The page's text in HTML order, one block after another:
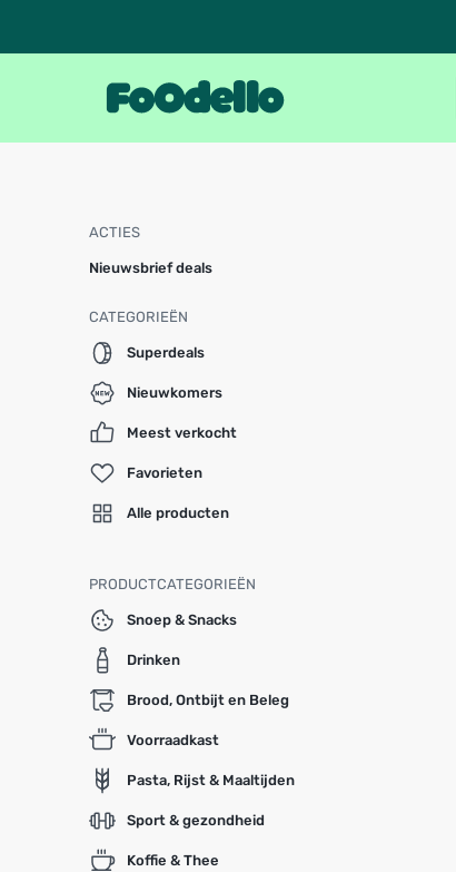
ACTIES
Nieuwsbrief deals
CATEGORIEËN
Superdeals
Nieuwkomers
Meest verkocht
Favorieten
Alle producten
PRODUCTCATEGORIEËN
Snoep & Snacks
Drinken
Brood, Ontbijt en Beleg
Voorraadkast
Pasta, Rijst & Maaltijden
Sport & gezondheid
Koffie & Thee